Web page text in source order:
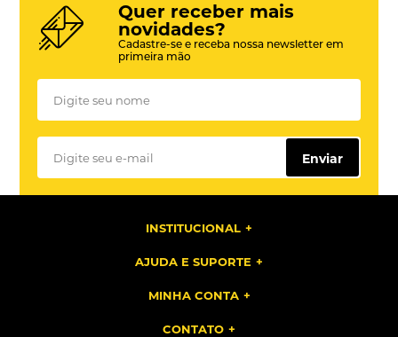
Quer receber mais
novidades?
Cadastre-se e receba nossa newsletter em
primeira mão
Enviar
INSTITUCIONAL
AJUDA E SUPORTE
MINHA CONTA
CONTATO